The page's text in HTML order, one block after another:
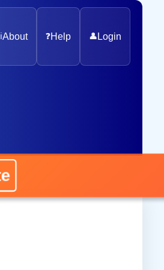
ℹ️About ❓Help 👤 Login